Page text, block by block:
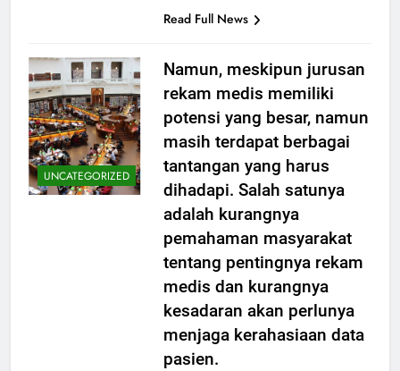
Read Full News
UNCATEGORIZED
Namun, meskipun jurusan
rekam medis memiliki
potensi yang besar, namun
masih terdapat berbagai
tantangan yang harus
dihadapi. Salah satunya
adalah kurangnya
pemahaman masyarakat
tentang pentingnya rekam
medis dan kurangnya
kesadaran akan perlunya
menjaga kerahasiaan data
pasien.